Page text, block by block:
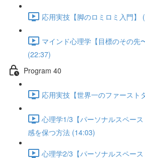
応用実技【脚のロミロミ入門】
マインド心理学【目標のその先
(22:37)
Program 40
応用実技【世界一のファースト
心理学1/3【パーソナルスペー
感を保つ方法 (14:03)
心理学2/3【パーソナルスペー